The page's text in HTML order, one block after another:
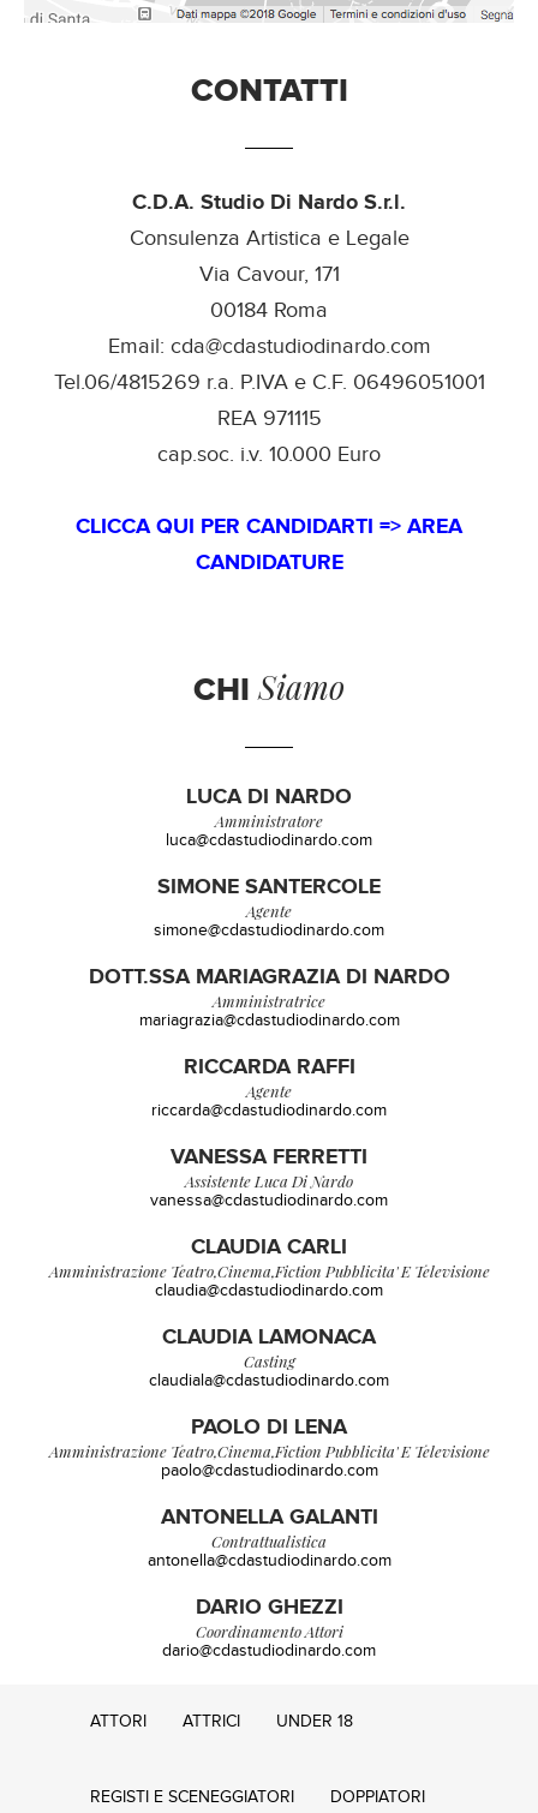
CONTATTI
C.D.A. Studio Di Nardo S.r.l.
Consulenza Artistica e Legale
Via Cavour, 171
00184 Roma
Email: cda@cdastudiodinardo.com
Tel.06/4815269 r.a. P.IVA e C.F. 06496051001
REA 971115
cap.soc. i.v. 10.000 Euro
CLICCA QUI PER CANDIDARTI => AREA
CANDIDATURE
CHI Siamo
LUCA DI NARDO
Amministratore
luca@cdastudiodinardo.com
SIMONE SANTERCOLE
Agente
simone@cdastudiodinardo.com
DOTT.SSA MARIAGRAZIA DI NARDO
Amministratrice
mariagrazia@cdastudiodinardo.com
RICCARDA RAFFI
Agente
riccarda@cdastudiodinardo.com
VANESSA FERRETTI
Assistente Luca Di Nardo
vanessa@cdastudiodinardo.com
CLAUDIA CARLI
Amministrazione Teatro,cinema,fiction Pubblicita' E Televisione
claudia@cdastudiodinardo.com
CLAUDIA LAMONACA
Casting
claudiala@cdastudiodinardo.com
PAOLO DI LENA
Amministrazione Teatro,cinema,fiction Pubblicita' E Televisione
paolo@cdastudiodinardo.com
ANTONELLA GALANTI
Contrattualistica
antonella@cdastudiodinardo.com
DARIO GHEZZI
Coordinamento Attori
dario@cdastudiodinardo.com
ATTORI ATTRICI UNDER 18
REGISTI E SCENEGGIATORI DOPPIATORI